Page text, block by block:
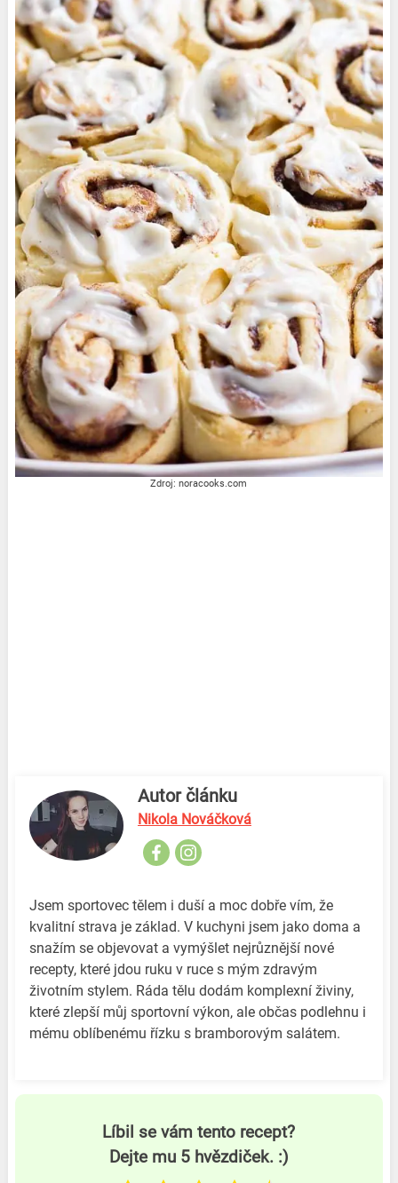
Zdroj: noracooks.com
Autor článku
Nikola Nováčková
Jsem sportovec tělem i duší a moc dobře vím, že
kvalitní strava je základ. V kuchyni jsem jako doma a
snažím se objevovat a vymýšlet nejrůznější nové
recepty, které jdou ruku v ruce s mým zdravým
životním stylem. Ráda tělu dodám komplexní živiny,
které zlepší můj sportovní výkon, ale občas podlehnu i
mému oblíbenému řízku s bramborovým salátem.
Líbil se vám tento recept?
Dejte mu 5 hvězdiček. :)